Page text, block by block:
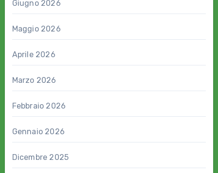
Giugno 2026
Maggio 2026
Aprile 2026
Marzo 2026
Febbraio 2026
Gennaio 2026
Dicembre 2025